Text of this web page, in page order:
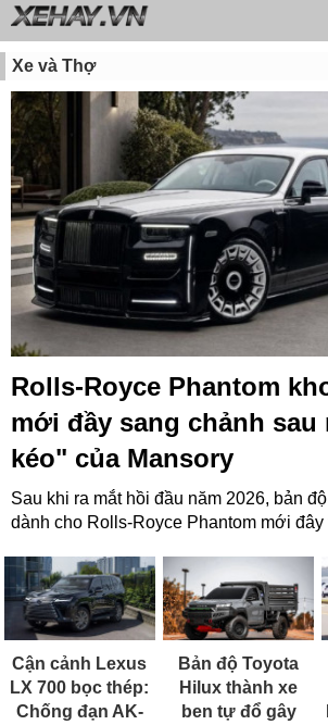
Xe và Thợ
Rolls-Royce Phantom
mới đầy sang chảnh sau
kéo" của Mansory
Sau khi ra mắt hồi đầu năm 2026, bản
dành cho Rolls-Royce Phantom mới đây
Cận cảnh Lexus
LX 700 bọc thép:
Chống đạn AK-
Bản độ Toyota
Hilux thành xe
ben tự đổ gây